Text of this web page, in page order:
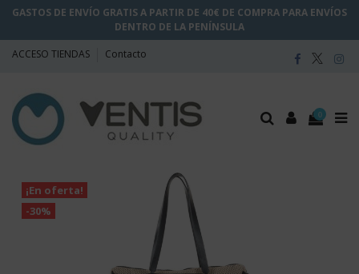
GASTOS DE ENVÍO GRATIS A PARTIR DE 40€ DE COMPRA PARA ENVÍOS
DENTRO DE LA PENÍNSULA
ACCESO TIENDAS Contacto
0
¡En oferta!
-30%